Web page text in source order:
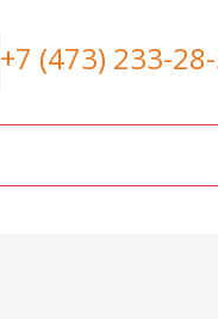
+7 (473) 233-